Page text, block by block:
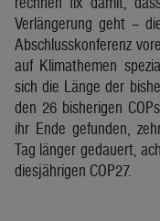
Verlängerung geht –
Abschlusskonferenz
auf Klimathemen
sich die Länge der
den 26 bisherigen
ihr Ende gefunden,
Tag länger gedauert,
diesjährigen COP27.